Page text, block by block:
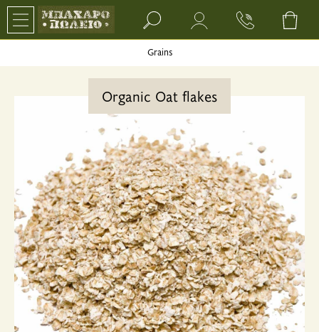
Search bar input field
Grains
Organic Oat flakes